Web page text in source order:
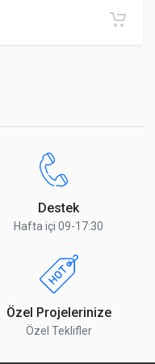
AC, 24V DC output
24V DC output
activity
Destek
Hafta içi 09-17:30
Özel Projelerinize
Özel Teklifler